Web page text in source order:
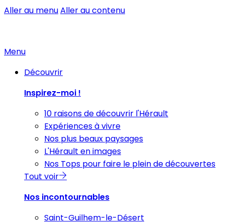
Aller au menuAller au contenu
Menu
Découvrir
Inspirez-moi !
10 raisons de découvrir l'Hérault
Expériences à vivre
Nos plus beaux paysages
L'Hérault en images
Nos Tops pour faire le plein de découvertes
Tout voir
Nos incontournables
Saint-Guilhem-le-Désert